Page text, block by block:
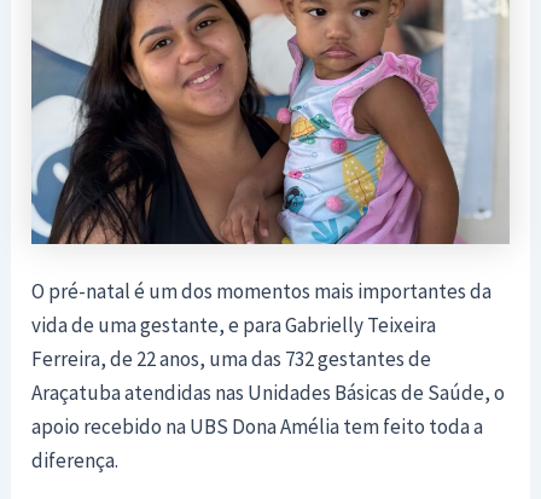
O pré-natal é um dos momentos mais importantes da
vida de uma gestante, e para Gabrielly Teixeira
Ferreira, de 22 anos, uma das 732 gestantes de
Araçatuba atendidas nas Unidades Básicas de Saúde, o
apoio recebido na UBS Dona Amélia tem feito toda a
diferença.